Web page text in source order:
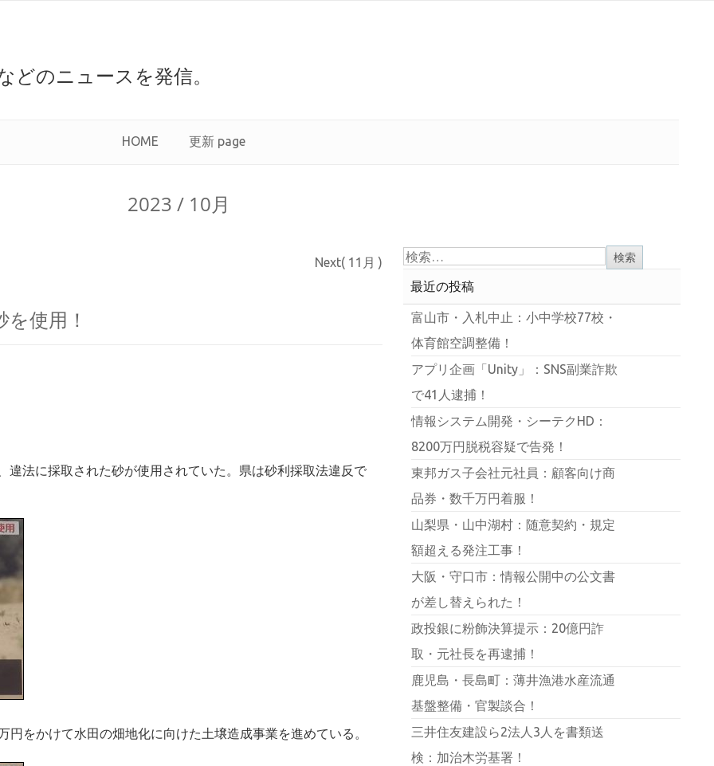
どのニュースを発信。
HOME 更新 page
2023 / 10月
Next( 11月 )
使用！
法に採取された砂が使用されていた。県は砂利採取法違反で
をかけて水田の畑地化に向けた土壌造成事業を進めている。
最近の投稿
富山市・入札中止：小中学校77校・
体育館空調整備！
アプリ企画「Unity」：SNS副業詐欺
で41人逮捕！
情報システム開発・シーテクHD：
8200万円脱税容疑で告発！
東邦ガス子会社元社員：顧客向け商
品券・数千万円着服！
山梨県・山中湖村：随意契約・規定
額超える発注工事！
大阪・守口市：情報公開中の公文書
が差し替えられた！
政投銀に粉飾決算提示：20億円詐
取・元社長を再逮捕！
鹿児島・長島町：薄井漁港水産流通
基盤整備・官製談合！
三井住友建設ら2法人3人を書類送
検：加治木労基署！